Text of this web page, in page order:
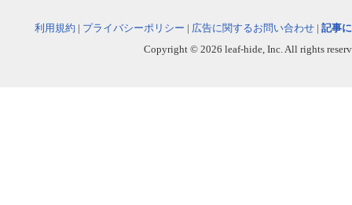
利用規約 | プライバシーポリシー | 広告に関するお問い合わせ | 記事
Copyright © 2026 leaf-hide, Inc. All rights